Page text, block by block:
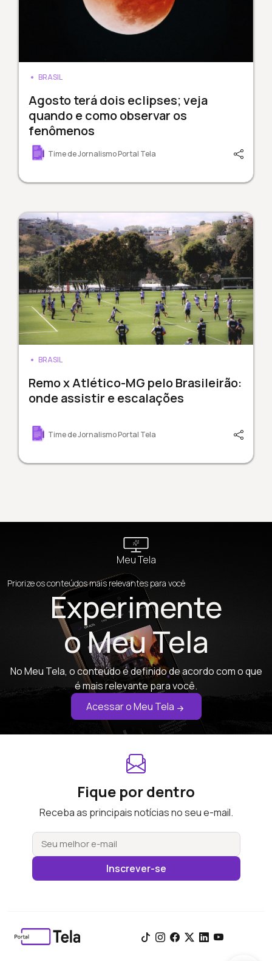
BRASIL
Agosto terá dois eclipses; veja
quando e como observar os
fenômenos
Time de Jornalismo Portal Tela
BRASIL
Remo x Atlético-MG pelo Brasileirão:
onde assistir e escalações
Time de Jornalismo Portal Tela
Meu Tela
Priorize os conteúdos mais relevantes para você
Experimente
o Meu Tela
No Meu Tela, o conteúdo é definido de acordo com o que
é mais relevante para você.
Acessar o Meu Tela
Fique por dentro
Receba as principais notícias no seu e-mail.
Inscrever-se